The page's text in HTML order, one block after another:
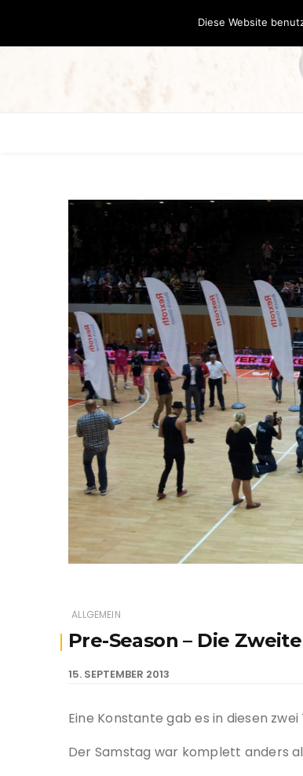
ALLGEMEIN
Pre-Season – Die
15. SEPTEMBER 2013
Eine Konstante gab es in diesen
Der Samstag war komplett anders
Diese Website